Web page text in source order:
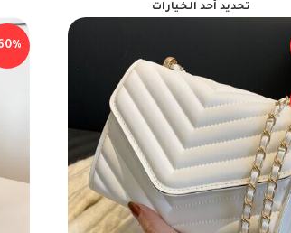
تحديد أحد الخيارات